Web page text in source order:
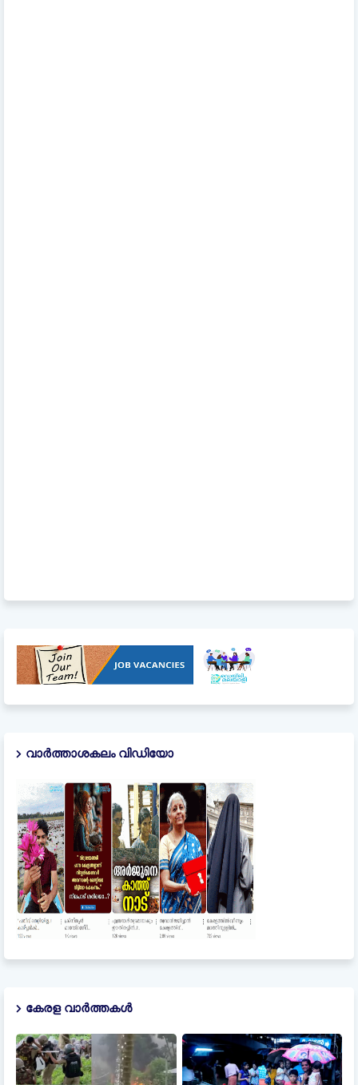
വാർത്താശകലം വിഡിയോ
കേരള വാർത്തകൾ